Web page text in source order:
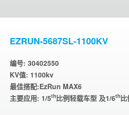
EZRUN-5687SL-1100KV
编号: 30402550
KV值: 1100kv
最佳搭配:EzRun MAX6
主要应用: 1/5th比例轻载车型 及1/6th比